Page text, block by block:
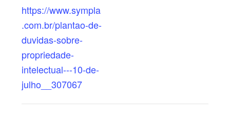
https://www.sympla
.com.br/plantao-de-
duvidas-sobre-
propriedade-
intelectual---10-de-
julho__307067